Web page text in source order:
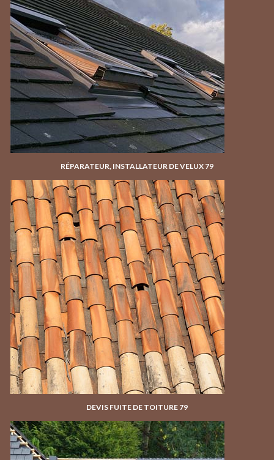
RÉPARATEUR, INSTALLATEUR DE VELUX 79
DEVIS FUITE DE TOITURE 79